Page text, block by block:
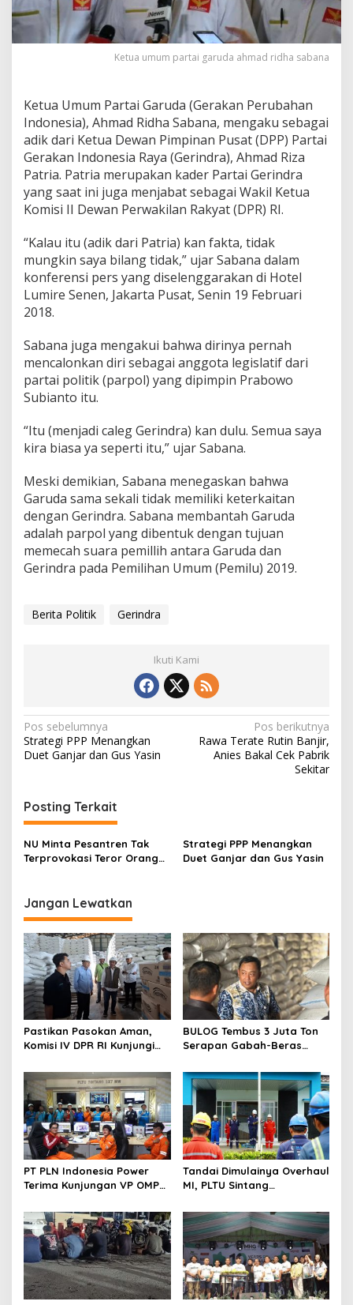
G
r
u
e
n
g
a
n
G
e
n
d
r
a
Ketua umum partai garuda ahmad ridha sabana
Ketua Umum Partai Garuda (Gerakan Perubahan
Indonesia), Ahmad Ridha Sabana, mengaku sebagai
adik dari Ketua Dewan Pimpinan Pusat (DPP) Partai
Gerakan Indonesia Raya (Gerindra), Ahmad Riza
Patria. Patria merupakan kader Partai Gerindra
yang saat ini juga menjabat sebagai Wakil Ketua
Komisi II Dewan Perwakilan Rakyat (DPR) RI.
“Kalau itu (adik dari Patria) kan fakta, tidak
mungkin saya bilang tidak,” ujar Sabana dalam
konferensi pers yang diselenggarakan di Hotel
Lumire Senen, Jakarta Pusat, Senin 19 Februari
2018.
Sabana juga mengakui bahwa dirinya pernah
mencalonkan diri sebagai anggota legislatif dari
partai politik (parpol) yang dipimpin Prabowo
Subianto itu.
“Itu (menjadi caleg Gerindra) kan dulu. Semua saya
kira biasa ya seperti itu,” ujar Sabana.
Meski demikian, Sabana menegaskan bahwa
Garuda sama sekali tidak memiliki keterkaitan
dengan Gerindra. Sabana membantah Garuda
adalah parpol yang dibentuk dengan tujuan
memecah suara pemillih antara Garuda dan
Gerindra pada Pemilihan Umum (Pemilu) 2019.
Berita Politik Gerindra
Ikuti Kami
N
a
i
g
a
s
p
o
s
Pos sebelumnya
Strategi PPP Menangkan
Duet Ganjar dan Gus Yasin
Pos berikutnya
Rawa Terate Rutin Banjir,
Anies Bakal Cek Pabrik
Sekitar
Posting Terkait
NU Minta Pesantren Tak
Terprovokasi Teror Orang
Strategi PPP Menangkan
Duet Ganjar dan Gus Yasin
Jangan Lewatkan
Pastikan Pasokan Aman,
Komisi IV DPR RI Kunjungi
BULOG Tembus 3 Juta Ton
Serapan Gabah-Beras
Pastikan Stok Beras Aman
PT PLN Indonesia Power
Terima Kunjungan VP OMP
Power Services
Tandai Dimulainya Overhaul
MI, PLTU Sintang